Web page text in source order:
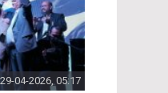
29-04-2026, 05:17